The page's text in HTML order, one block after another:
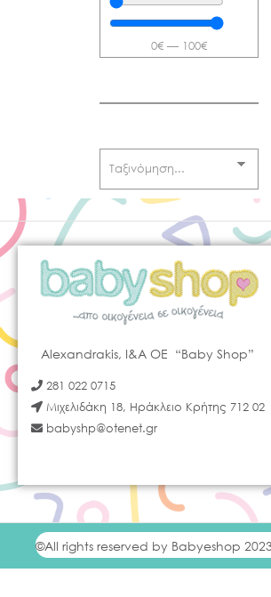
0€— 100€
Alexandrakis, I&A OE “Baby Shop”
281 022 0715
Μιχελιδάκη 18, Ηράκλειο Κρήτης 712 02
babyshp@otenet.gr
©All rights reserved by Babyeshop